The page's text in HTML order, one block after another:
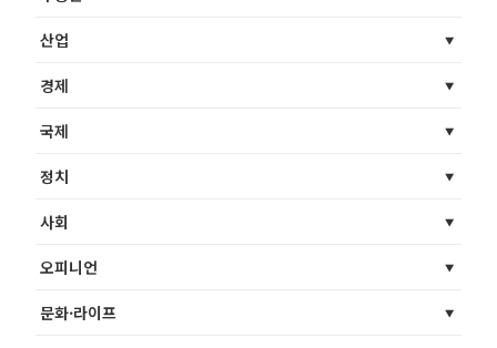
산업
경제
국제
정치
사회
오피니언
문화·라이프